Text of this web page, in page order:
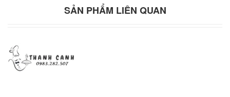
SẢN PHẨM LIÊN QUAN